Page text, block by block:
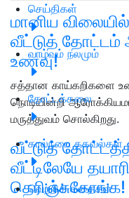
செய்திகள்
வாழ்வும் நலமும்
தோட்டக்கலை
கால்நடை தகவல்கள்
வெற்றிக் கதைகள்
மானிய
வீட்டுத்
உணவு!
சத்தான காய்கறிகளை
நொடியின்றி
மருத்துவம் சொல்கிறது.
வீட்டுத்
வீட்டிலேயே
தெரிஞ்சுகோங்க!